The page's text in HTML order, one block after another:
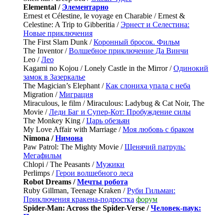
Elemental / Элементарно
Ernest et Célestine, le voyage en Charabie / Ernest &
Celestine: A Trip to Gibberitia /Эрнест и Селестина:
Новые приключения
The First Slam Dunk /Коронный бросок. Фильм
The Inventor /Волшебное приключение Да Винчи
Leo /Лео
Kagami no Kojou / Lonely Castle in the Mirror /Одинокий
замок в Зазеркалье
The Magician’s Elephant /Как слониха упала с неба
Migration /Миграция
Miraculous, le film / Miraculous: Ladybug & Cat Noir, The
Movie /Леди Баг и Супер-Кот: Пробуждение силы
The Monkey King /Царь обезьян
My Love Affair with Marriage /Моя любовь с браком
Nimona /Нимона
Paw Patrol: The Mighty Movie /Щенячий патруль:
Мегафильм
Chlopi / The Peasants /Мужики
Perlimps /Герои волшебного леса
Robot Dreams /Мечты робота
Ruby Gillman, Teenage Kraken /Руби Гильман:
Приключения кракена-подростка форум
Spider-Man: Across the Spider-Verse /Человек-паук: